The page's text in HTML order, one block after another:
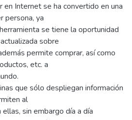
en Internet se ha convertido en una
persona, ya
se tiene la oportunidad
sobre
permite comprar, así como
etc. a
que sólo despliegan información
al
sin embargo día a día